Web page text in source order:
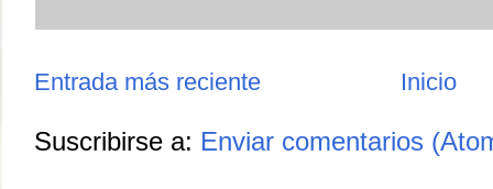
Entrada más reciente Inicio
Suscribirse a: Enviar comentarios